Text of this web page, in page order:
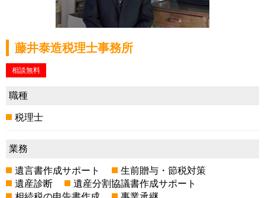
藤井泰造税理士事務所
相談無料
職種
税理士
業務
遺言書作成サポート
生前贈与・節税対策
遺産診断
遺産分割協議書作成サポート